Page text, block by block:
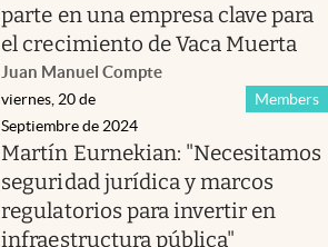
parte en una empresa clave para
el crecimiento de Vaca Muerta
Juan Manuel Compte
Members
viernes, 20 de
Septiembre de 2024
Martín Eurnekian: "Necesitamos
seguridad jurídica y marcos
regulatorios para invertir en
infraestructura pública"